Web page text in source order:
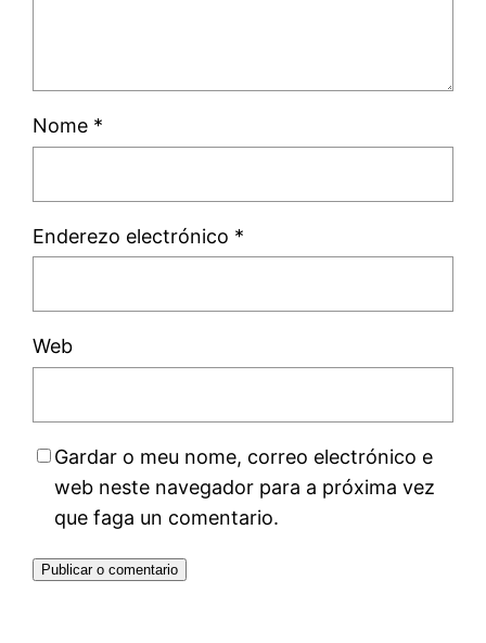
Nome *
Enderezo electrónico *
Web
Gardar o meu nome, correo electrónico e
web neste navegador para a próxima vez
que faga un comentario.